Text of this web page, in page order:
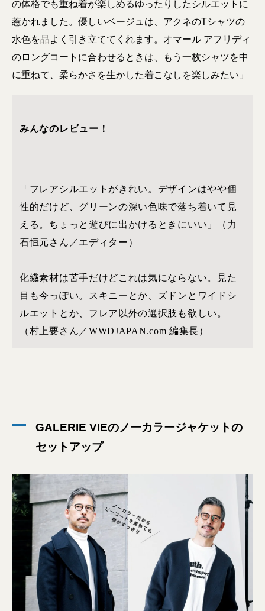
の体格でも重ね着が楽しめるゆったりしたシルエットに
惹かれました。優しいベージュは、アクネのTシャツの
水色を品よく引き立ててくれます。オマール アフリディ
のロングコートに合わせるときは、もう一枚シャツを中
に重ねて、柔らかさを生かした着こなしを楽しみたい」
みんなのレビュー！
「フレアシルエットがきれい。デザインはやや個
性的だけど、グリーンの深い色味で落ち着いて見
える。ちょっと遊びに出かけるときにいい」（力
石恒元さん／エディター）
化繊素材は苦手だけどこれは気にならない。見た
目も今っぽい。スキニーとか、ズドンとワイドシ
ルエットとか、フレア以外の選択肢も欲しい。
（村上要さん／WWDJAPAN.com 編集長）
GALERIE VIEのノーカラージャケットの
セットアップ